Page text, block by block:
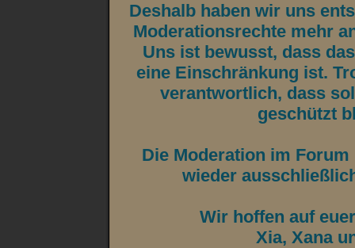
Deshalb haben wir uns
Moderationsrechte mehr
Uns ist bewusst, dass
eine Einschränkung ist.
verantwortlich, dass
geschützt
Die Moderation im
wieder
Wir hoffen auf
Xia, Xana